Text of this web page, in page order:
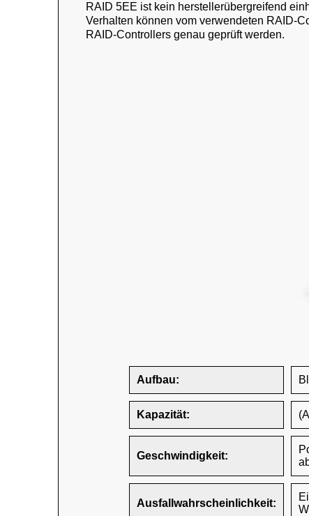
RAID 5EE ist kein herstellerübergreifend
Verhalten können vom verwendeten RAID-
RAID-Controllers genau geprüft werden.
Aufbau:
Kapazität:
Geschwindigkeit:
Ausfallwahrscheinlichkeit: